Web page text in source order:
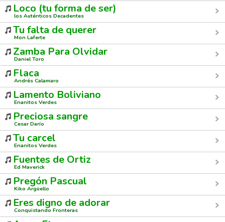
Loco (tu forma de ser)
los Auténticos Decadentes
Tu falta de querer
Mon Laferte
Zamba Para Olvidar
Daniel Toro
Flaca
Andrés Calamaro
Lamento Boliviano
Enanitos Verdes
Preciosa sangre
Cesar Darío
Tu carcel
Enanitos Verdes
Fuentes de Ortiz
Ed Maverick
Pregón Pascual
Kiko Argüello
Eres digno de adorar
Conquistando Fronteras